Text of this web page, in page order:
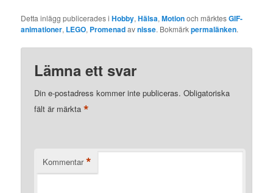
Detta inlägg publicerades iHobby,Hälsa,Motionoch märktesGIF-
animationer, LEGO, Promenadavnisse. Bokmärkpermalänken.
Lämna ett svar
Din e-postadress kommer inte publiceras. Obligatoriska
fält är märkta*
Kommentar *